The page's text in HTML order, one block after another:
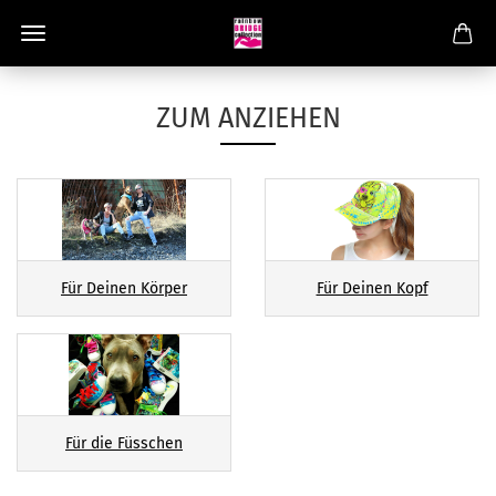
ZUM ANZIEHEN
Für Deinen Körper Für Deinen Kopf
Für die Füsschen